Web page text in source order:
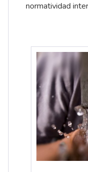
normatividad